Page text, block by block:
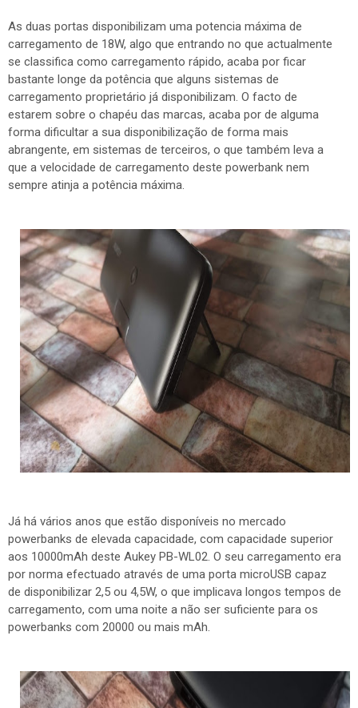
As duas portas disponibilizam uma potencia máxima de
carregamento de 18W, algo que entrando no que actualmente
se classifica como carregamento rápido, acaba por ficar
bastante longe da potência que alguns sistemas de
carregamento proprietário já disponibilizam. O facto de
estarem sobre o chapéu das marcas, acaba por de alguma
forma dificultar a sua disponibilização de forma mais
abrangente, em sistemas de terceiros, o que também leva a
que a velocidade de carregamento deste powerbank nem
sempre atinja a potência máxima.
Já há vários anos que estão disponíveis no mercado
powerbanks de elevada capacidade, com capacidade superior
aos 10000mAh deste Aukey PB-WL02. O seu carregamento era
por norma efectuado através de uma porta microUSB capaz
de disponibilizar 2,5 ou 4,5W, o que implicava longos tempos de
carregamento, com uma noite a não ser suficiente para os
powerbanks com 20000 ou mais mAh.